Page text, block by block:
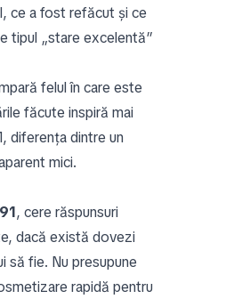
ce a fost refăcut și ce
tipul „stare excelentă”
felul în care este
făcute inspiră mai
diferența dintre un
mici.
, cere răspunsuri
dacă există dovezi
să fie. Nu presupune
rapidă pentru